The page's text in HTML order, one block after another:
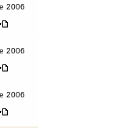
2006
2006
2006